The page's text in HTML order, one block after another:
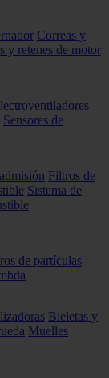
Correas y
y retenes de motor
Sensores de
Filtros de
Sistema de
de partículas
Bieletas y
Muelles